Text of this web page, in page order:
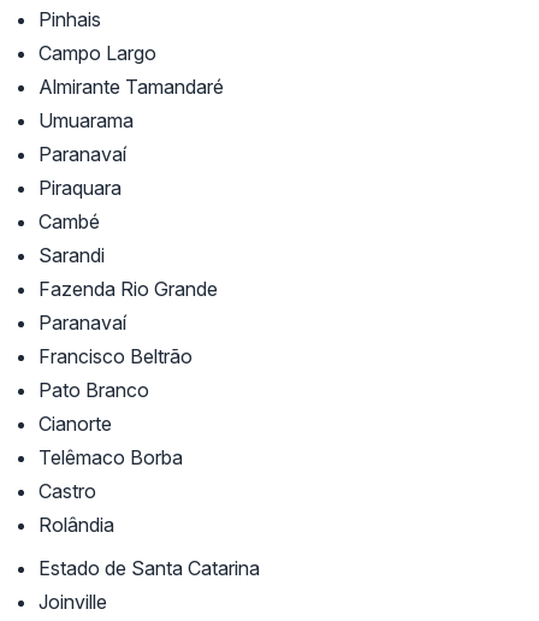
Pinhais
Campo Largo
Almirante Tamandaré
Umuarama
Paranavaí
Piraquara
Cambé
Sarandi
Fazenda Rio Grande
Paranavaí
Francisco Beltrão
Pato Branco
Cianorte
Telêmaco Borba
Castro
Rolândia
Estado de Santa Catarina
Joinville